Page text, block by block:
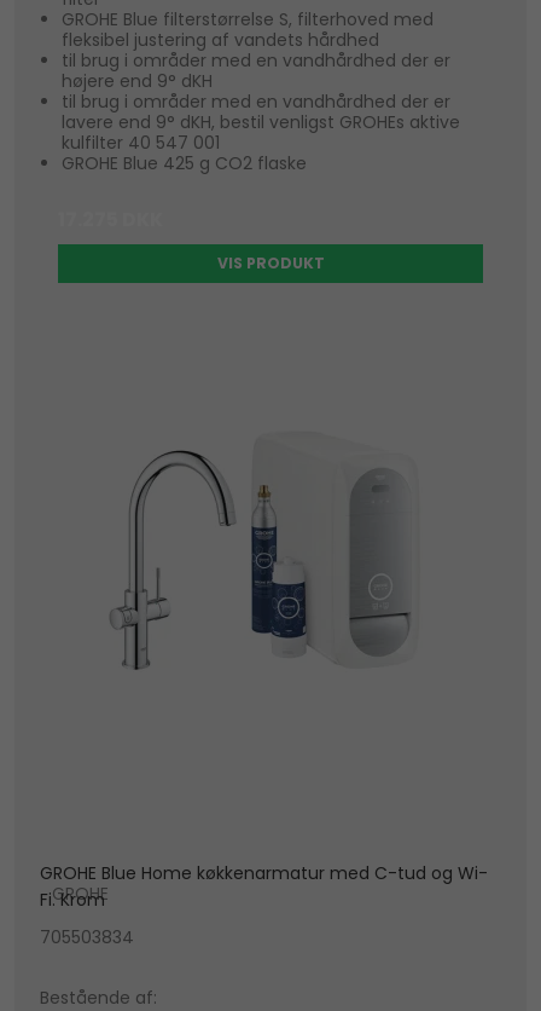
GROHE Blue filterstørrelse S, filterhoved med
fleksibel justering af vandets hårdhed
til brug i områder med en vandhårdhed der er
højere end 9° dKH
til brug i områder med en vandhårdhed der er
lavere end 9° dKH, bestil venligst GROHEs aktive
kulfilter 40 547 001
GROHE Blue 425 g CO2 flaske
VIS PRODUKT
GROHE Blue Home køkkenarmatur med C-tud og Wi-
Fi. Krom
GROHE
705503834
Bestående af: